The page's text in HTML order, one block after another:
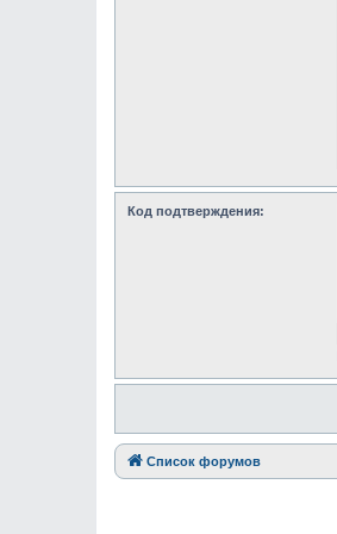
Код подтверждения:
Список форумов